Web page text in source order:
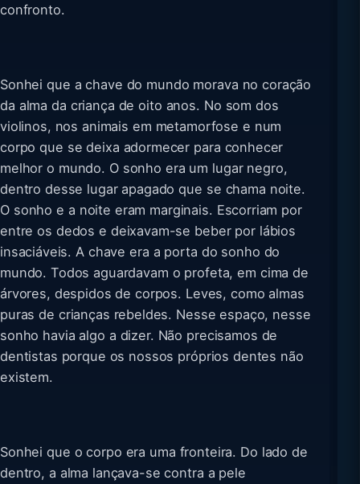
confronto.
Sonhei que a chave do mundo morava no coração
da alma da criança de oito anos. No som dos
violinos, nos animais em metamorfose e num
corpo que se deixa adormecer para conhecer
melhor o mundo. O sonho era um lugar negro,
dentro desse lugar apagado que se chama noite.
O sonho e a noite eram marginais. Escorriam por
entre os dedos e deixavam-se beber por lábios
insaciáveis. A chave era a porta do sonho do
mundo. Todos aguardavam o profeta, em cima de
árvores, despidos de corpos. Leves, como almas
puras de crianças rebeldes. Nesse espaço, nesse
sonho havia algo a dizer. Não precisamos de
dentistas porque os nossos próprios dentes não
existem.
Sonhei que o corpo era uma fronteira. Do lado de
dentro, a alma lançava-se contra a pele